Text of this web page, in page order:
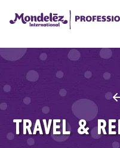
TRAVEL &